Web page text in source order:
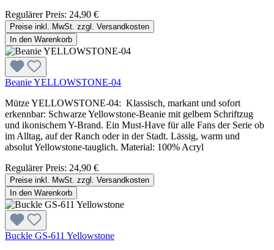
Regulärer Preis: 24,90 €
Preise inkl. MwSt. zzgl. Versandkosten
In den Warenkorb
Beanie YELLOWSTONE-04
Mütze YELLOWSTONE-04: Klassisch, markant und sofort
erkennbar: Schwarze Yellowstone-Beanie mit gelbem Schriftzug
und ikonischem Y-Brand. Ein Must-Have für alle Fans der Serie ob
im Alltag, auf der Ranch oder in der Stadt. Lässig, warm und
absolut Yellowstone-tauglich. Material: 100% Acryl
Regulärer Preis: 24,90 €
Preise inkl. MwSt. zzgl. Versandkosten
In den Warenkorb
Buckle GS-611 Yellowstone